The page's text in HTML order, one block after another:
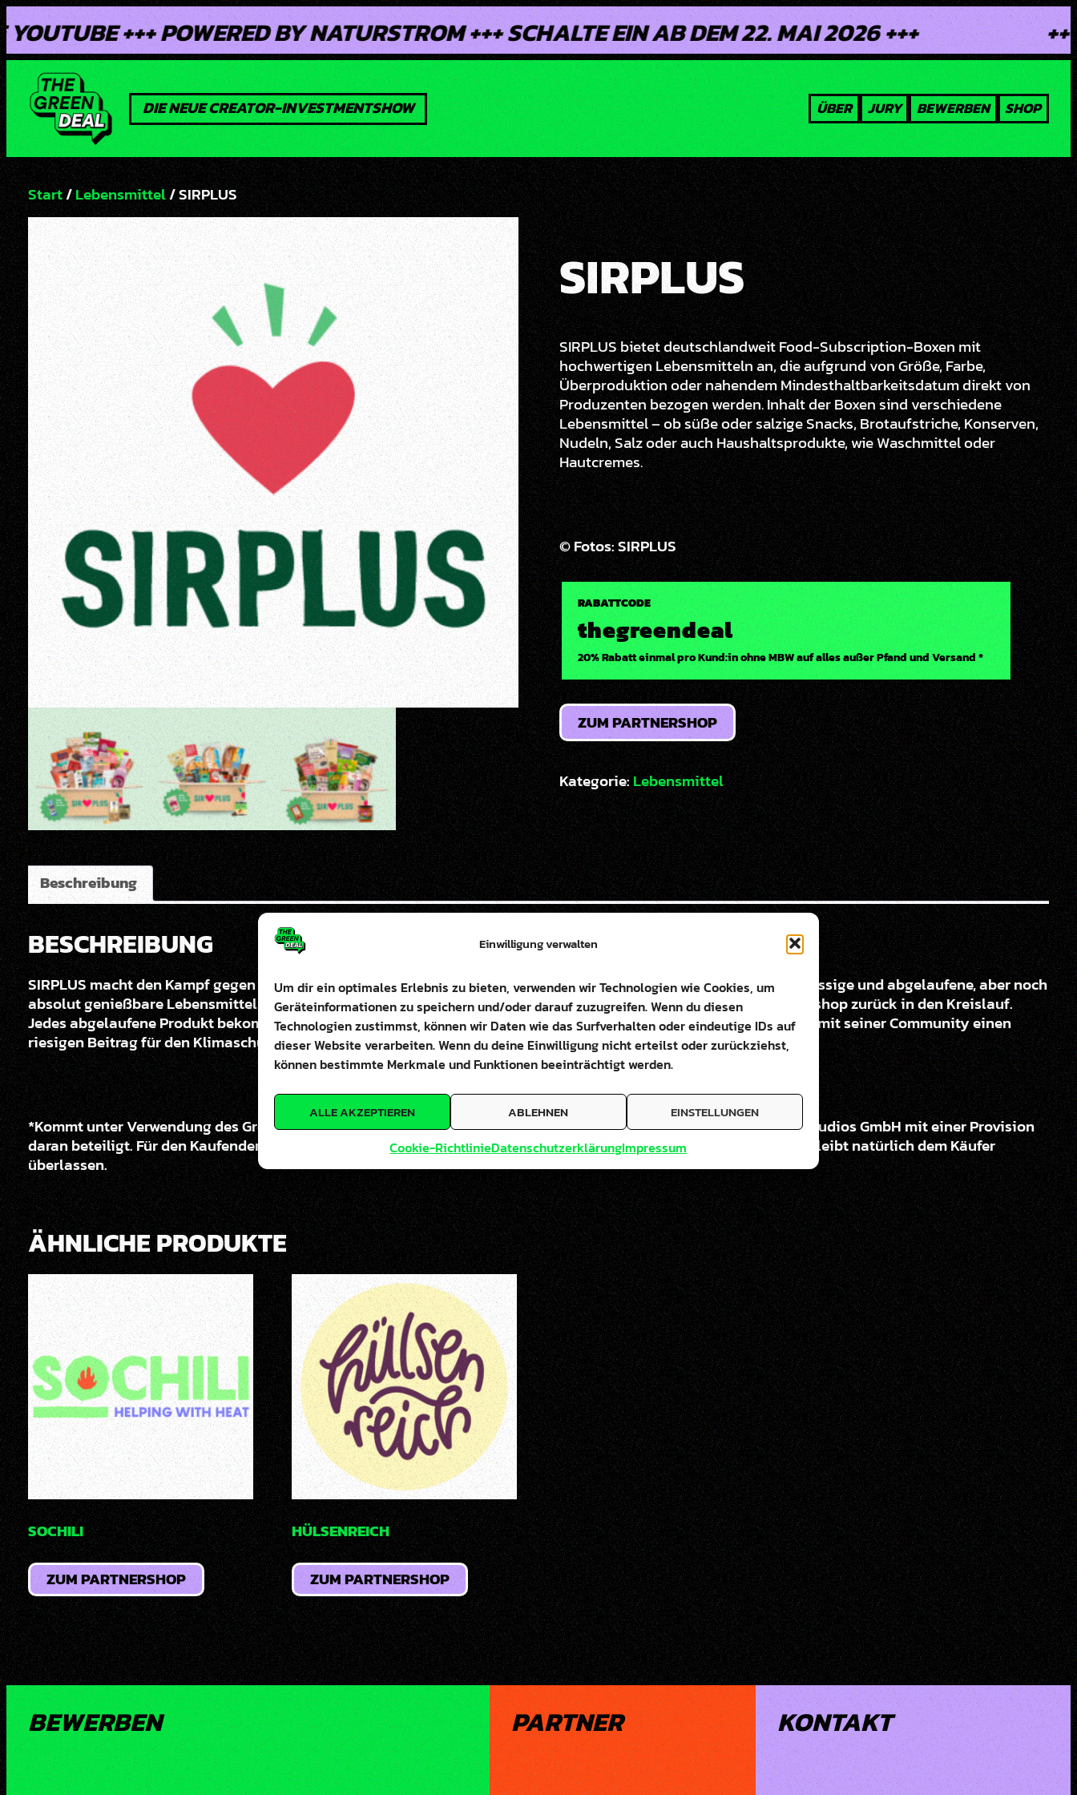
Einwilligung verwalten
Um dir ein optimales Erlebnis zu bieten, verwenden wir Technologien wie Cookies, um
Geräteinformationen zu speichern und/oder darauf zuzugreifen. Wenn du diesen
Technologien zustimmst, können wir Daten wie das Surfverhalten oder eindeutige IDs auf
dieser Website verarbeiten. Wenn du deine Einwilligung nicht erteilst oder zurückziehst,
können bestimmte Merkmale und Funktionen beeinträchtigt werden.
ALLE AKZEPTIEREN ABLEHNEN EINSTELLUNGEN
Cookie-RichtlinieDatenschutzerklärungImpressum
Skip
to
content
+++ POWERED BY NATURSTROM +++ SCHALTE EIN AB DEM 22. MAI 2026 +++ +++ DIE
DIE NEUE CREATOR-INVESTMENTSHOW ÜBER JURY BEWERBEN SHOP
Start/Lebensmittel/ SIRPLUS
SIRPLUS
SIRPLUS bietet deutschlandweit Food-Subscription-Boxen mit
hochwertigen Lebensmitteln an, die aufgrund von Größe, Farbe,
Überproduktion oder nahendem Mindesthaltbarkeitsdatum direkt von
Produzenten bezogen werden. Inhalt der Boxen sind verschiedene
Lebensmittel – ob süße oder salzige Snacks, Brotaufstriche, Konserven,
Nudeln, Salz oder auch Haushaltsprodukte, wie Waschmittel oder
Hautcremes.
© Fotos: SIRPLUS
RABATTCODE
thegreendeal
20% Rabatt einmal pro Kund:in ohne MBW auf alles außer Pfand und Versand *
ZUM PARTNERSHOP
Kategorie:Lebensmittel
Beschreibung
BESCHREIBUNG
SIRPLUS macht den Kampf gegen Lebensmittelverschwendung alltagstauglich. Das Berliner Startup rettet überschüssige und abgelaufene, aber noch
absolut genießbare Lebensmittel direkt bei Produzenten und Großhändlern und bringt sie über den eigenen Onlineshop zurück in den Kreislauf.
Jedes abgelaufene Produkt bekommt hierdurch eine zweite Chance zu fairen Preisen. So leistet SIRPLUS zusammen mit seiner Community einen
riesigen Beitrag für den Klimaschutz und zeigt, wie einfach nachhaltiger Konsum schmecken kann.
*Kommt unter Verwendung des Green Deal Show-Rabattcodes ein Einkauf im Partnershop zustande, wird Quintus Studios GmbH mit einer Provision
daran beteiligt. Für den Kaufenden entstehen dabei keine Mehrkosten. Wo, wann und wie ein Produkt gekauft wird, bleibt natürlich dem Käufer
überlassen.
ÄHNLICHE PRODUKTE
SOCHILI
ZUM PARTNERSHOP
HÜLSENREICH
ZUM PARTNERSHOP
BEWERBEN PARTNER KONTAKT